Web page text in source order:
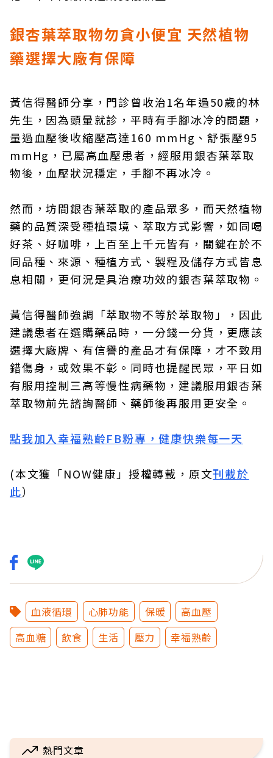
銀杏葉萃取物勿貪小便宜 天然植物
藥選擇大廠有保障
黃信得醫師分享，門診曾收治1名年過50歲的林
先生，因為頭暈就診，平時有手腳冰冷的問題，
量過血壓後收縮壓高達160 mmHg、舒張壓95
mmHg，已屬高血壓患者，經服用銀杏葉萃取
物後，血壓狀況穩定，手腳不再冰冷。
然而，坊間銀杏葉萃取的產品眾多，而天然植物
藥的品質深受種植環境、萃取方式影響，如同喝
好茶、好咖啡，上百至上千元皆有，關鍵在於不
同品種、來源、種植方式、製程及儲存方式皆息
息相關，更何況是具治療功效的銀杏葉萃取物。
黃信得醫師強調「萃取物不等於萃取物」，因此
建議患者在選購藥品時，一分錢一分貨，更應該
選擇大廠牌、有信譽的產品才有保障，才不致用
錯傷身，或效果不彰。同時也提醒民眾，平日如
有服用控制三高等慢性病藥物，建議服用銀杏葉
萃取物前先諮詢醫師、藥師後再服用更安全。
點我加入幸福熟齡FB粉專，健康快樂每一天
(本文獲「NOW健康」授權轉載，原文刊載於
此）
血液循環 心肺功能 保暖
高血壓
高血糖
飲食 生活 壓力 幸福熟齡
熱門文章